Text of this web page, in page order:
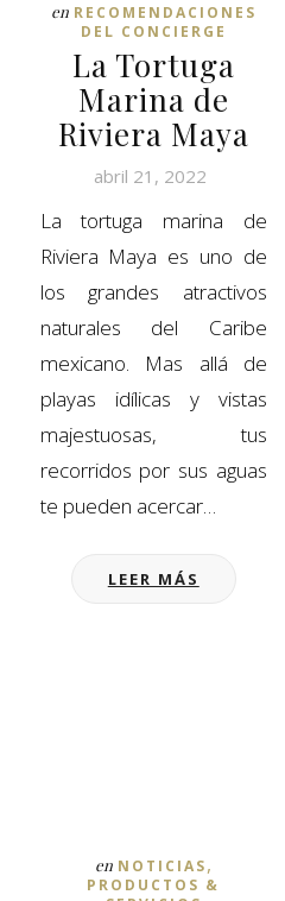
en RECOMENDACIONES
DEL CONCIERGE
La Tortuga
Marina de
Riviera Maya
abril 21, 2022
La tortuga marina de
Riviera Maya es uno de
los grandes atractivos
naturales del Caribe
mexicano. Mas allá de
playas idílicas y vistas
majestuosas, tus
recorridos por sus aguas
te pueden acercar…
LEER MÁS
en NOTICIAS,
PRODUCTOS &